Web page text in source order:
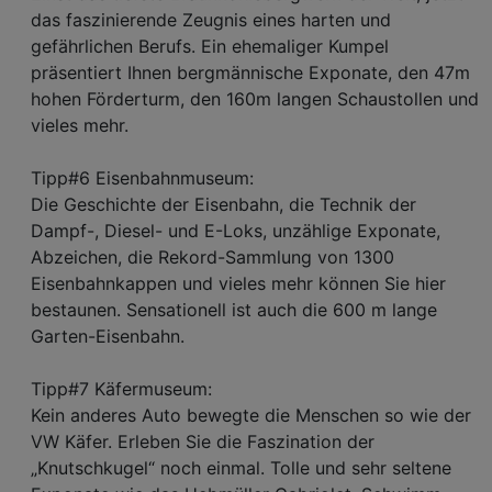
das faszinierende Zeugnis eines harten und
gefährlichen Berufs. Ein ehemaliger Kumpel
präsentiert Ihnen bergmännische Exponate, den 47m
hohen Förderturm, den 160m langen Schaustollen und
vieles mehr.
Tipp#6 Eisenbahnmuseum:
Die Geschichte der Eisenbahn, die Technik der
Dampf-, Diesel- und E-Loks, unzählige Exponate,
Abzeichen, die Rekord-Sammlung von 1300
Eisenbahnkappen und vieles mehr können Sie hier
bestaunen. Sensationell ist auch die 600 m lange
Garten-Eisenbahn.
Tipp#7 Käfermuseum:
Kein anderes Auto bewegte die Menschen so wie der
VW Käfer. Erleben Sie die Faszination der
„Knutschkugel“ noch einmal. Tolle und sehr seltene